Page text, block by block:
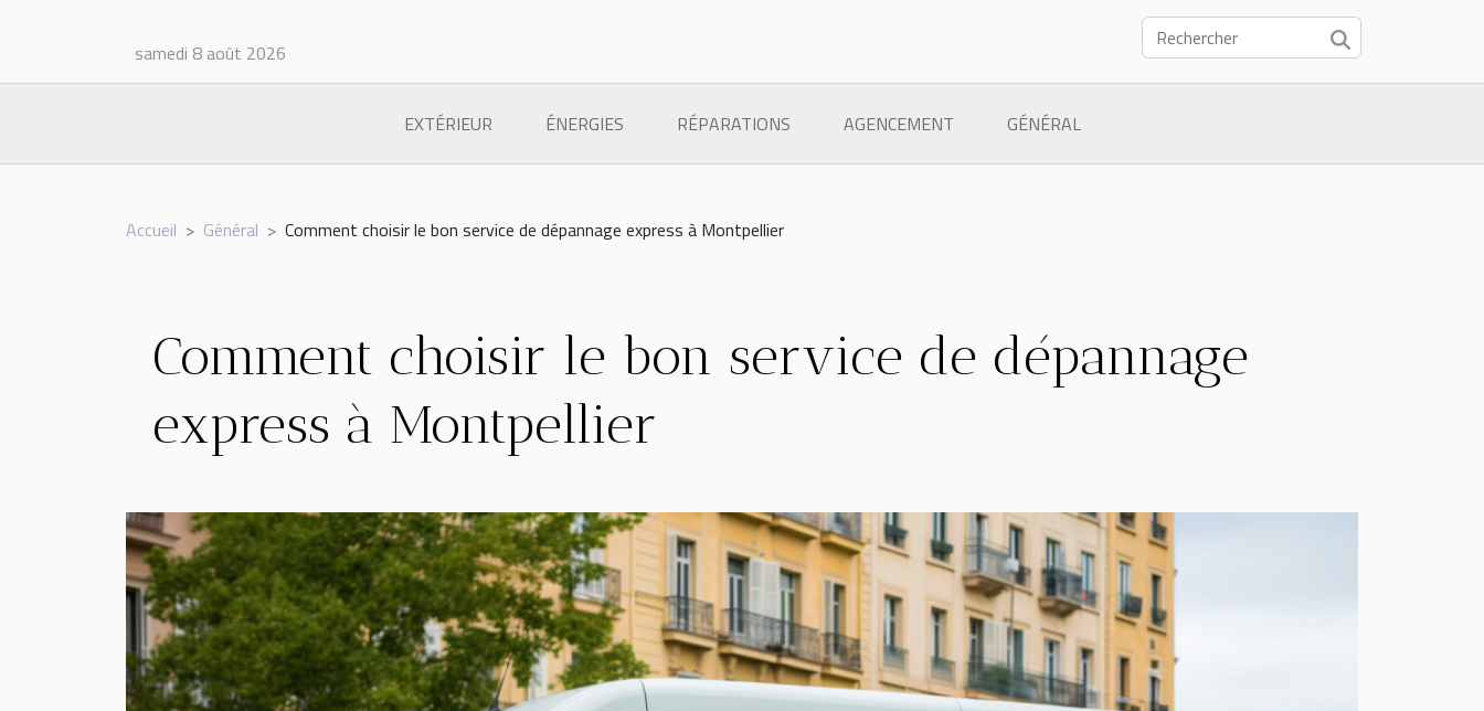
samedi 8 août 2026
EXTÉRIEUR ÉNERGIES RÉPARATIONS AGENCEMENT GÉNÉRAL
Accueil Général Comment choisir le bon service de dépannage express à Montpellier
Comment choisir le bon service de dépannage
express à Montpellier